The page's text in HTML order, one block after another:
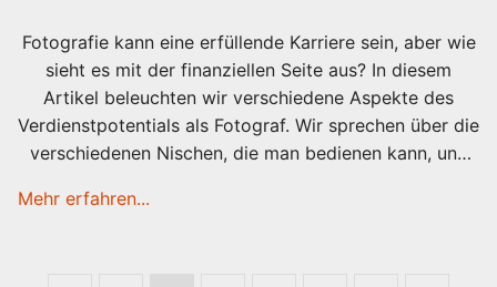
Fotografie kann eine erfüllende Karriere sein, aber wie
sieht es mit der finanziellen Seite aus? In diesem
Artikel beleuchten wir verschiedene Aspekte des
Verdienstpotentials als Fotograf. Wir sprechen über die
verschiedenen Nischen, die man bedienen kann, und
Fähigkeiten in bare Münze verwandelt. Auch die
Mehr erfahren...